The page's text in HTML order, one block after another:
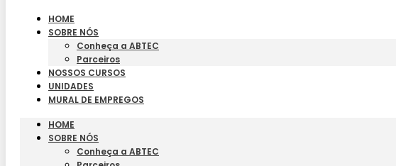
HOME
SOBRE NÓS
Conheça a ABTEC
Parceiros
NOSSOS CURSOS
UNIDADES
MURAL DE EMPREGOS
HOME
SOBRE NÓS
Conheça a ABTEC